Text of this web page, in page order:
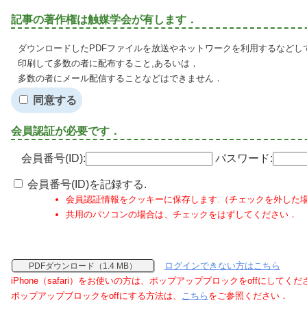
記事の著作権は触媒学会が有します．
ダウンロードしたPDFファイルを放送やネットワークを利用するなど
印刷して多数の者に配布すること,あるいは，
多数の者にメール配信することなどはできません．
同意する
会員認証が必要です．
会員番号(ID): パスワード:
会員番号(ID)を記録する.
会員認証情報をクッキーに保存します.（チェックを外した
共用のパソコンの場合は、チェックをはずしてください．
PDFダウンロード（1.4 MB）
ログインできない方はこちら
iPhone（safari）をお使いの方は、ポップアップブロックをoffにしてくだ
ポップアップブロックをoffにする方法は、 こちら をご参照ください．